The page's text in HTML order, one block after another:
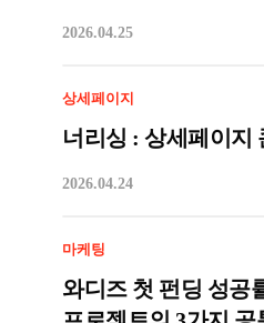
2026.04.25
상세페이지
너리싱 : 상세페이지
2026.04.24
마케팅
와디즈 첫 펀딩 성공